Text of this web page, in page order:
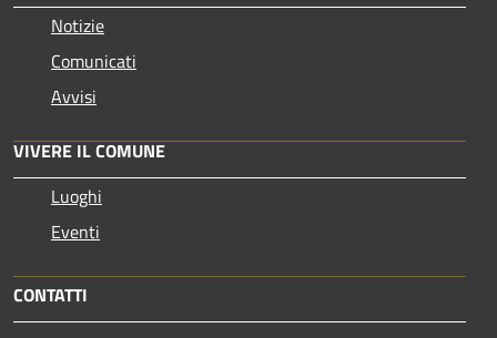
Notizie
Comunicati
Avvisi
VIVERE IL COMUNE
Luoghi
Eventi
CONTATTI